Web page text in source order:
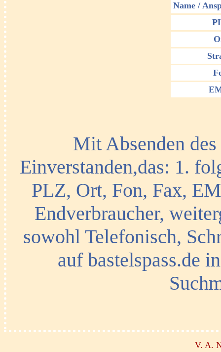
Name /
Mit Absenden
Einverstanden,das: 1.
PLZ, Ort, Fon, Fax,
Endverbraucher,
sowohl Telefonisch,
auf bastelspass.de
V. A.